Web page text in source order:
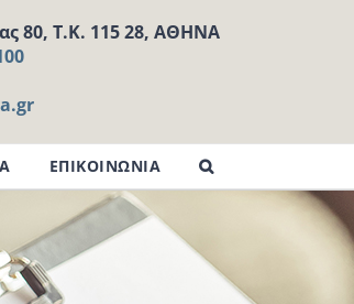
80, Τ.Κ. 115 28, ΑΘΗΝΑ
ΕΠΙΚΟΙΝΩΝΙΑ